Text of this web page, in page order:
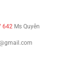
642 Ms Quyên